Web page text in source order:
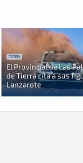
TIERRA
El Provincial de Las
de Tierra cita a sus
Lanzarote